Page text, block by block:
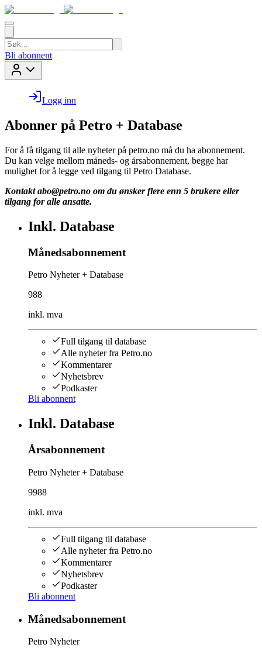
Bli abonnent
Logg inn
Abonner på Petro + Database
For å få tilgang til alle nyheter på petro.no må du ha abonnement.
Du kan velge mellom måneds- og årsabonnement, begge har
mulighet for å legge ved tilgang til Petro Database.
Kontakt abo@petro.no om du ønsker flere enn 5 brukere eller
tilgang for alle ansatte.
Inkl. Database
Månedsabonnement
Petro Nyheter + Database
988
inkl. mva
Full tilgang til database
Alle nyheter fra Petro.no
Kommentarer
Nyhetsbrev
Podkaster
Bli abonnent
Inkl. Database
Årsabonnement
Petro Nyheter + Database
9988
inkl. mva
Full tilgang til database
Alle nyheter fra Petro.no
Kommentarer
Nyhetsbrev
Podkaster
Bli abonnent
Månedsabonnement
Petro Nyheter